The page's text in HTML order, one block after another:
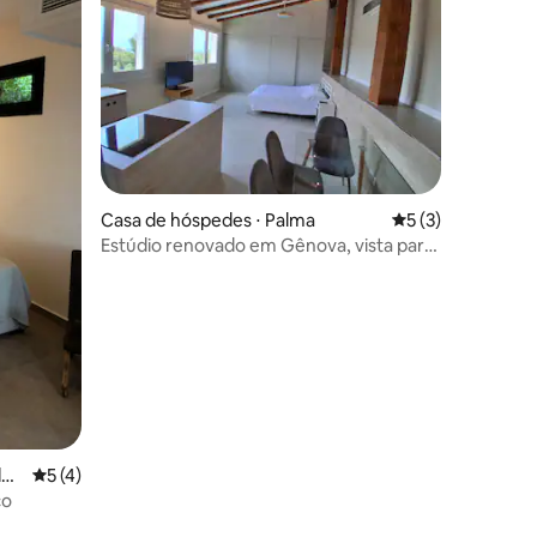
5 de uma avaliação média de 5, 4 avaliações
5 (4)
Casa de hóspedes ⋅ Palma 5 de uma
5 (3)
Estúdio renovado em Gênova, vista para